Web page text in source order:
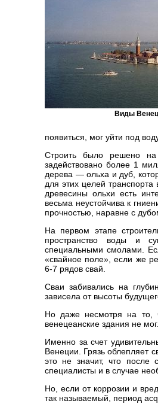
Виды
появиться, мог уйти под
Строить было решено на
задействовано более 1
дерева — ольха и дуб,
для этих целей
древесины ольхи есть
весьма неустойчива к
прочностью, наравне с
На первом этапе
пространство воды и
специальными смолами.
«свайное поле», если же
6-7 рядов свай.
Сваи забивались на
зависела от высоты
Но даже несмотря на то,
венецеанские здания не
Именно за счет
Венеции. Грязь облепляет
это не значит, что после
специалисты и в случае
Но, если от коррозии и
так называемый, период